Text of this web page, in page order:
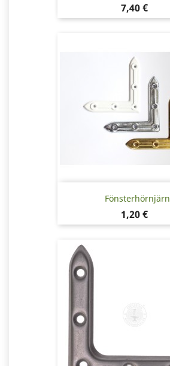
Pris
7,40 €
Fönsterhörnjärn
Pris
1,20 €